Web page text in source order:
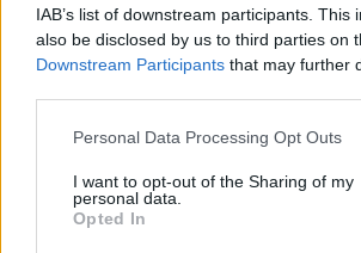
IAB’s list of downstream participants. This
also be disclosed by us to third parties on
Downstream Participants that may further
Personal Data Processing Opt Outs
I want to opt-out of the Sharing of my
personal data.
Opted In
ΔΙΑΦΗΜΙΣΗ